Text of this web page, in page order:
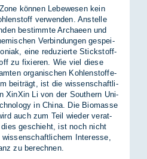
kön­nen Le­be­we­sen kein
ver­wen­den. An­stel­le
be­stimm­te Ar­chae­en und
Ver­bin­dun­gen ge­spei­
eine re­du­zier­te Stick­stoff­
zu fi­xie­ren. Wie viel die­se
or­ga­ni­schen Koh­len­stof­f­e­
bei­trägt, ist die wis­sen­schaft­li­
Xin­Xin Li von der Sou­thern Uni­
in Chi­na. Die Bio­mas­se
auch zum Teil wie­der ver­at­
ge­schieht, ist noch nicht
In­ter­es­se,
zu be­rech­nen.